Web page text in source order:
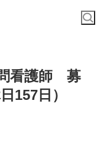
看護師 募
157日）